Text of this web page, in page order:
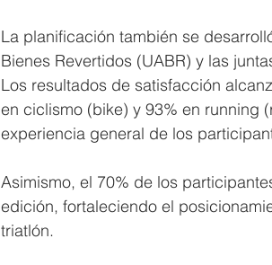
La planificación también se
Bienes Revertidos (UABR) y las
Los resultados de satisfacción
en ciclismo (bike) y 93% en running
experiencia general de los
Asimismo, el 70% de los
edición, fortaleciendo el
triatlón.